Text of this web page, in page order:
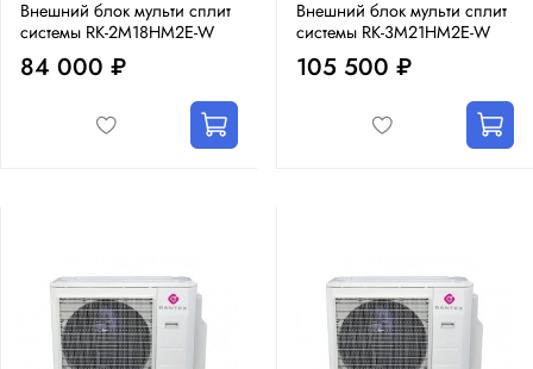
Внешний блок мульти сплит
системы RK-2M18HM2E-W
84 000 ₽
Внешний блок мульти сплит
системы RK-3M21HM2E-W
105 500 ₽